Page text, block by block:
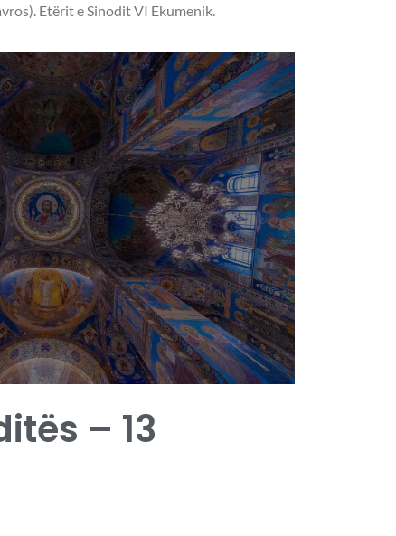
Etërit e Sinodit VI Ekumenik.
– 13